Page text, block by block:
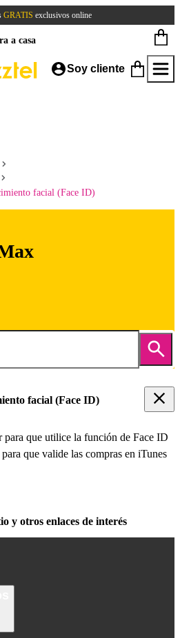
GRATIS exclusivos online
a casa
Soy cliente
facial (Face ID)
facial (Face ID)
que utilice la función de Face ID
que valide las compras en iTunes
y otros enlaces de interés